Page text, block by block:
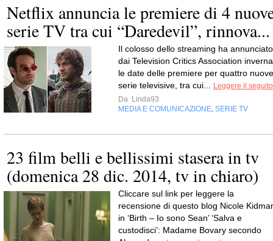
Netflix annuncia le premiere di 4
serie TV tra cui “Daredevil”, rinnova...
Il colosso dello streaming ha annunciato
dai Television Critics Association
le date delle premiere per quattro nuove
serie televisive, tra cui...
Leggere il seguito
Da Linda93
MEDIA E COMUNICAZIONE SERIE TV
23 film belli e bellissimi stasera in tv
(domenica 28 dic. 2014, tv in chiaro)
Cliccare sul link per leggere la
recensione di questo blog Nicole
in ‘Birth – Io sono Sean’ ‘Salva e
custodisci’: Madame Bovary secondo